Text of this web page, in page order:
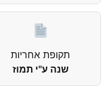
תקופת אחריות
שנה ע"י תמוז